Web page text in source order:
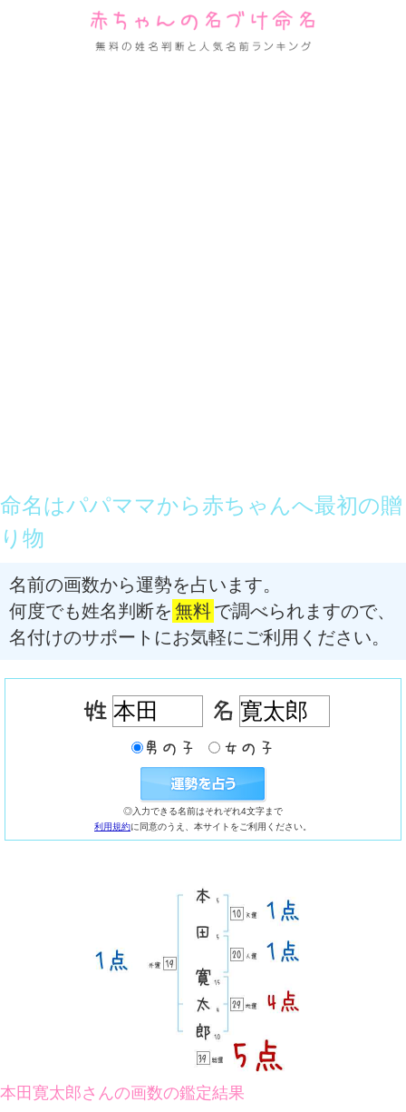
命名はパパママから赤ちゃんへ最初の贈
り物
名前の画数から運勢を占います。
何度でも姓名判断を 無料で調べられますので、
名付けのサポートにお気軽にご利用ください。
◎入力できる名前はそれぞれ4文字まで
利用規約に同意のうえ、本サイトをご利用ください。
本田寛太郎さんの画数の鑑定結果